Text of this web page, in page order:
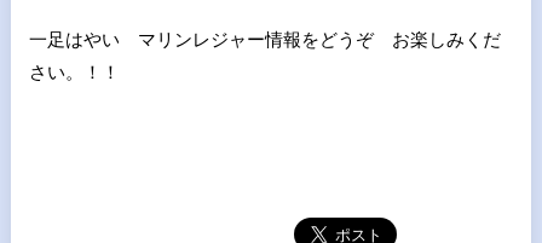
一足はやい マリンレジャー情報をどうぞ お楽しみくだ
さい。！！